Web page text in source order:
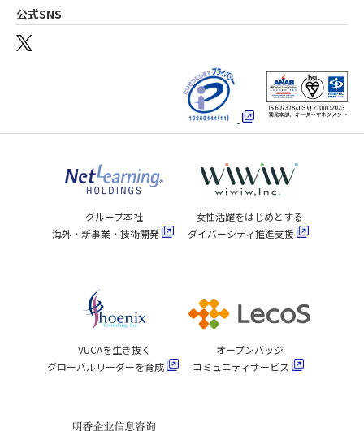
公式SNS
グループ本社
海外・新事業・技術開発
女性活躍をはじめとする
ダイバーシティ推進支援
VUCAを生き抜く
グローバルリーダーを育成
オープンバッジ
コミュニティサービス